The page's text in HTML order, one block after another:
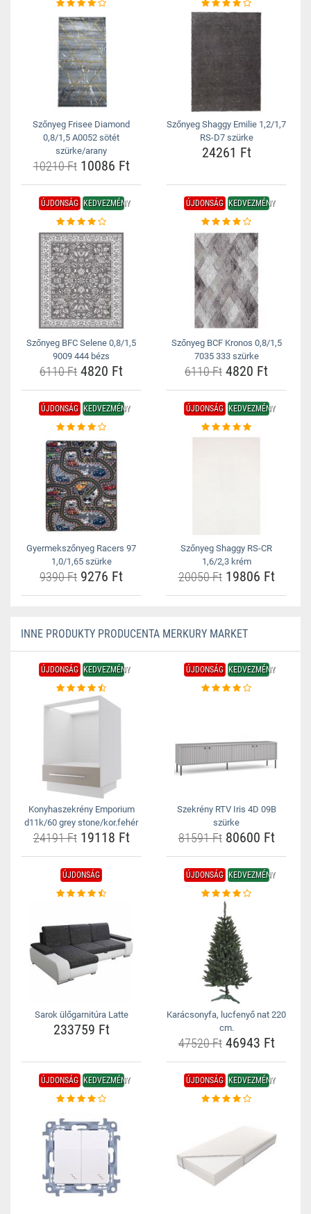
Szőnyeg Frisee Diamond
0,8/1,5 A0052 sötét
szürke/arany
10210 Ft10086 Ft
Szőnyeg Shaggy Emilie 1,2/1,7
RS-D7 szürke
24261 Ft
ÚJDONSÁG KEDVEZMÉNY
Szőnyeg BFC Selene 0,8/1,5
9009 444 bézs
6110 Ft 4820 Ft
ÚJDONSÁG KEDVEZMÉNY
Szőnyeg BCF Kronos 0,8/1,5
7035 333 szürke
6110 Ft 4820 Ft
ÚJDONSÁG KEDVEZMÉNY
Gyermekszőnyeg Racers 97
1,0/1,65 szürke
9390 Ft 9276 Ft
ÚJDONSÁG KEDVEZMÉNY
Szőnyeg Shaggy RS-CR
1,6/2,3 krém
20050 Ft19806 Ft
INNE PRODUKTY PRODUCENTA MERKURY MARKET
ÚJDONSÁG KEDVEZMÉNY
Konyhaszekrény Emporium
d11k/60 grey stone/kor.fehér
24191 Ft19118 Ft
ÚJDONSÁG KEDVEZMÉNY
Szekrény RTV Iris 4D 09B
szürke
81591 Ft80600 Ft
ÚJDONSÁG
Sarok ülőgarnitúra Latte
233759 Ft
ÚJDONSÁG KEDVEZMÉNY
Karácsonyfa, lucfenyő nat 220
cm.
47520 Ft46943 Ft
ÚJDONSÁG KEDVEZMÉNY ÚJDONSÁG KEDVEZMÉNY